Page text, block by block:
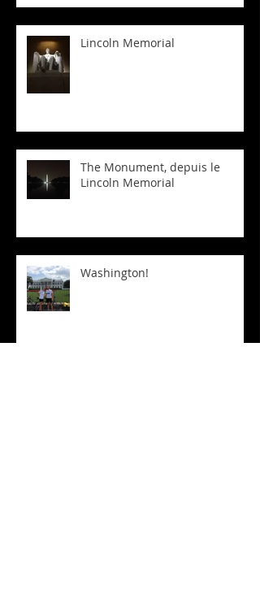
Lincoln Memorial
The Monument, depuis le
Lincoln Memorial
Washington!